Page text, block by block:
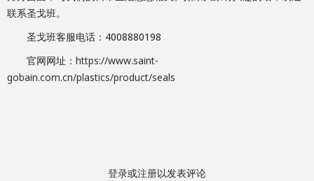
联系圣戈班。
圣戈班客服电话：4008880198
官网网址： https://www.saint-
gobain.com.cn/plastics/product/seals
登录或注册以发表评论